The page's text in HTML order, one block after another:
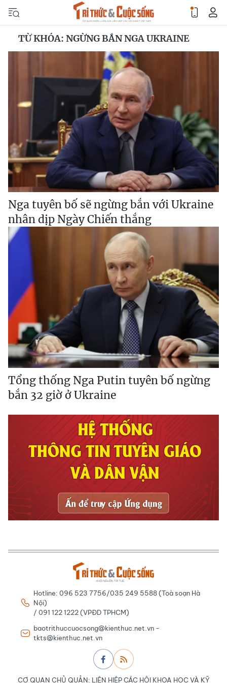
TỪ KHÓA: NGỪNG BẮN NGA UKRAINE
Nga tuyên bố sẽ ngừng bắn với Ukraine
nhân dịp Ngày Chiến thắng
Tổng thống Nga Putin tuyên bố ngừng
bắn 32 giờ ở Ukraine
Hotline: 096 523 7756/035 249 5588 (Toà soạn Hà
Nội)
/ 091 122 1222 (VPĐD TPHCM)
baotrithuccuocsong@kienthuc.net.vn -
tkts@kienthuc.net.vn
CƠ QUAN CHỦ QUẢN: LIÊN HIỆP CÁC HỘI KHOA HỌC VÀ KỸ